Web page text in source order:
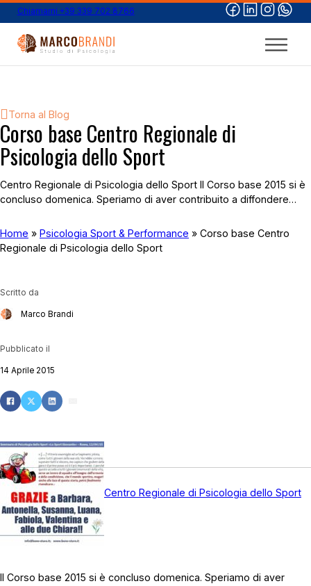
Chiamami +39 339 702 8766
Corso base Centro Regionale di
Psicologia dello Sport
Centro Regionale di Psicologia dello Sport Il Corso base 2015 si è
concluso domenica. Speriamo di aver contribuito a diffondere…
Home » Psicologia Sport & Performance » Corso base Centro
Regionale di Psicologia dello Sport
Scritto da
Marco Brandi
Pubblicato il
14 Aprile 2015
Torna al Blog
Centro Regionale di Psicologia dello Sport
Il Corso base 2015 si è concluso domenica. Speriamo di aver